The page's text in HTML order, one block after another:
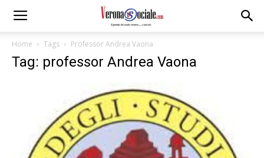
Home Tags Professor Andrea Vaona
Tag: professor Andrea Vaona